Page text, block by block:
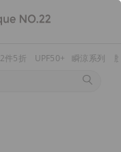
2件5折 UPF50+ 瞬涼系列